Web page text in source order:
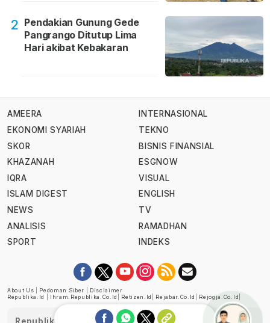
2 Pendakian Gunung Gede
Pangrango Ditutup Lima
Hari akibat Kebakaran
AMEERA
EKONOMI SYARIAH
SKOR
KHAZANAH
IQRA
ISLAM DIGEST
NEWS
ANALISIS
SPORT
INTERNASIONAL
TEKNO
BISNIS FINANSIAL
ESGNOW
VISUAL
ENGLISH
TV
RAMADHAN
INDEKS
About Us Pedoman Siber
Disclaimer
Republika.id
Ihram.republika.co.id Retizen.id Rejabar.co.id Rejogja.co.id